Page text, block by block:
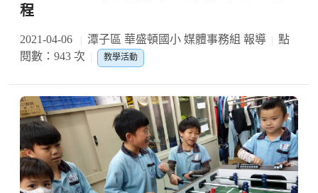
程
2021-04-06 潭子區 華盛頓國小 媒體事務組 報導
點
閱數：943 次
教學活動